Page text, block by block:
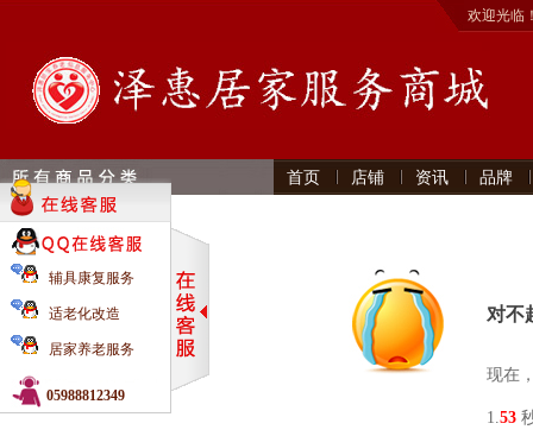
欢迎光临
首页 店铺 资讯 品牌
对不
现在
1.53
辅具康复服务
适老化改造
居家养老服务
05988812349